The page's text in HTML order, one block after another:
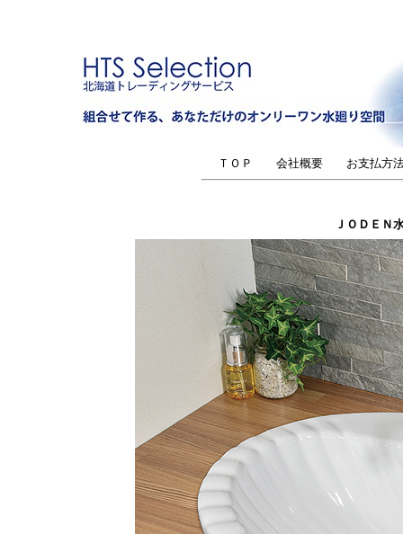
ＴＯＰ 会社概要 お支払方
ＪＯＤＥＮ